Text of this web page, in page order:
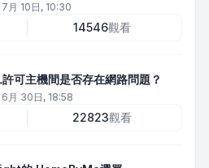
月 10日, 10:30
14546觀看
可主機間是否存在網路問題？
月 30日, 18:58
22823觀看